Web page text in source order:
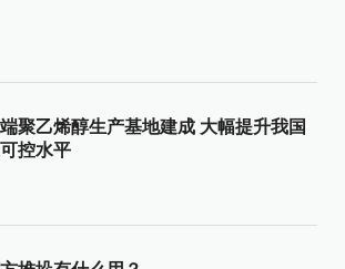
聚乙烯醇生产基地建成 大幅提升我国
控水平